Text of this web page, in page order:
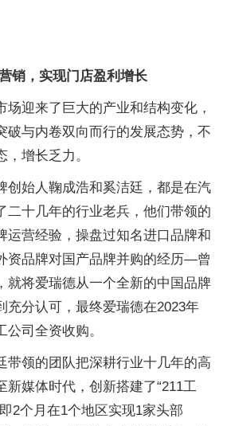
销，实现门店盈利增长
场迎来了巨大的产业和结构变化，
破与内卷双向而行的发展态势，不
增长乏力。
创始人鞠成浩和奚洁廷，都是在汽
二十几年的行业老兵，他们带领的
运营经验，操盘过知名进口品牌和
资品牌对国产品牌并购的经历—曾
就将爱瑞德从一个全新的中国品牌
充分认可，最终爱瑞德在2023年
司全资收购。
带领的团队把深耕行业十几年的高
新媒体时代，创新搭建了“211工
2个月在1个地区实现1家头部